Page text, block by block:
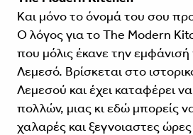
Και μόνο το όνομά του σου
Ο λόγος για το The Modern
που μόλις έκανε την
Λεμεσό. Βρίσκεται στο
Λεμεσού και έχει καταφέρει να
πολλών, μιας κι εδώ μπορείς
χαλαρές και ξεγνοιαστες